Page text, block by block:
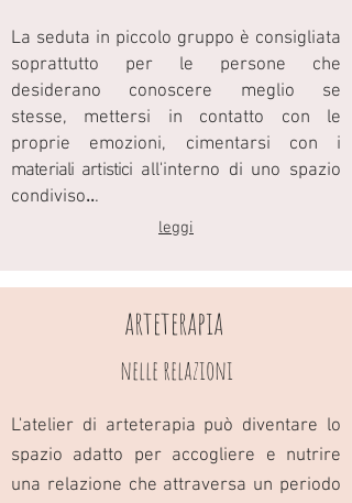
La seduta in piccolo gruppo è consigliata
soprattutto per le persone che
desiderano conoscere meglio se
stesse, mettersi in contatto con le
proprie emozioni, cimentarsi con i
materiali artistici all'interno di uno spazio
condiviso...
leggi
arteterapia
nelle relazioni
L'atelier di arteterapia può diventare lo
spazio adatto per accogliere e nutrire
una relazione che attraversa un periodo